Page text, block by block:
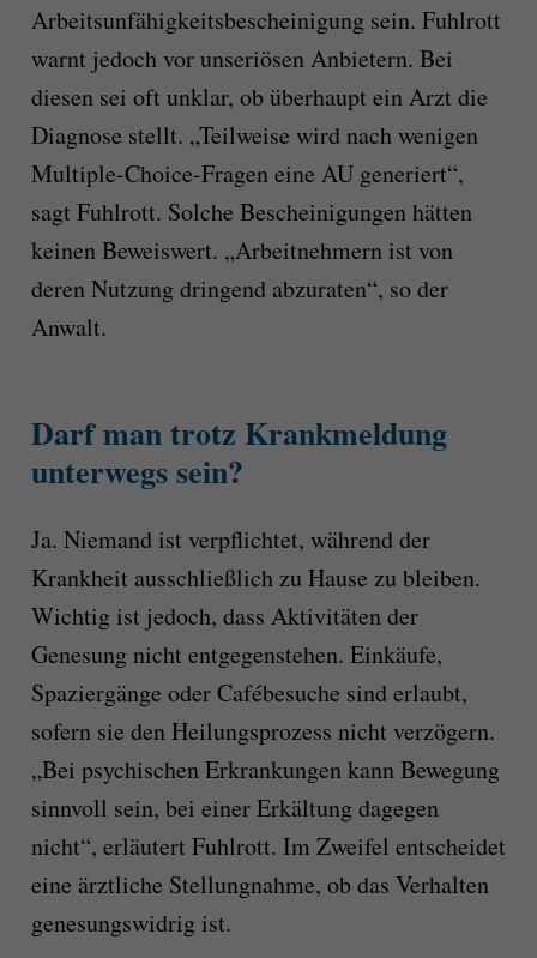
Arbeitsunfähigkeitsbescheinigung sein. Fuhlrott
warnt jedoch vor unseriösen Anbietern. Bei
diesen sei oft unklar, ob überhaupt ein Arzt die
Diagnose stellt. „Teilweise wird nach wenigen
Multiple-Choice-Fragen eine AU generiert“,
sagt Fuhlrott. Solche Bescheinigungen hätten
keinen Beweiswert. „Arbeitnehmern ist von
deren Nutzung dringend abzuraten“, so der
Anwalt.
Darf man trotz Krankmeldung
unterwegs sein?
Ja. Niemand ist verpflichtet, während der
Krankheit ausschließlich zu Hause zu bleiben.
Wichtig ist jedoch, dass Aktivitäten der
Genesung nicht entgegenstehen. Einkäufe,
Spaziergänge oder Cafébesuche sind erlaubt,
sofern sie den Heilungsprozess nicht verzögern.
„Bei psychischen Erkrankungen kann Bewegung
sinnvoll sein, bei einer Erkältung dagegen
nicht“, erläutert Fuhlrott. Im Zweifel entscheidet
eine ärztliche Stellungnahme, ob das Verhalten
genesungswidrig ist.